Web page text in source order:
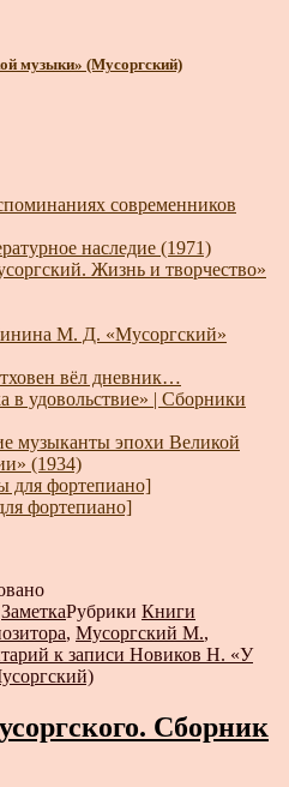
музыки» (Мусоргский)
современников
наследие (1971)
Жизнь и творчество»
М. Д. «Мусоргский»
вёл дневник…
в удовольствие» | Сборники
музыканты эпохи Великой
(1934)
фортепиано]
фортепиано]
ЗаметкаРубрики Книги
, Мусоргский М.,
к записи Новиков Н. «У
Сборник